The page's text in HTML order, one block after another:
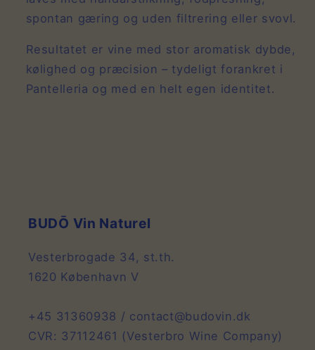
spontan gæring og uden filtrering eller svovl.
Resultatet er vine med stor aromatisk dybde,
kølighed og præcision – tydeligt forankret i
Pantelleria og med en helt egen identitet.
BUDŌ Vin Naturel
Vesterbrogade 34, st.th.
1620 København V
+45 31360938 / contact@budovin.dk
CVR: 37112461 (Vesterbro Wine Company)